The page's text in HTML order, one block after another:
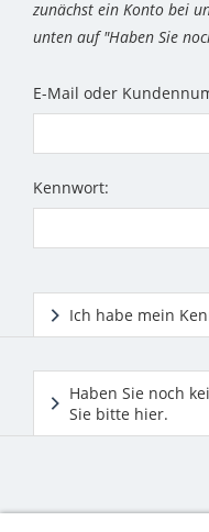
zunächst ein Konto bei
unten auf "Haben Sie
E-Mail oder
Kennwort:
Ich habe mein
Haben Sie noch
Sie bitte hier.